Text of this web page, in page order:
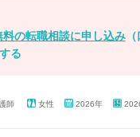
料の転職相談に申し込み（
る
師 女性 2026年